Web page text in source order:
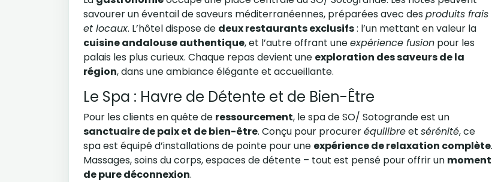
savourer un éventail de saveurs méditerranéennes, préparées avec des produits frais
et locaux. L’hôtel dispose de deux restaurants exclusifs: l’un mettant en valeur la
cuisine andalouse authentique, et l’autre offrant uneexpérience fusion pour les
palais les plus curieux. Chaque repas devient une exploration des saveurs de la
région, dans une ambiance élégante et accueillante.
Le Spa : Havre de Détente et de Bien-Être
Pour les clients en quête de ressourcement, le spa de SO/ Sotogrande est un
sanctuaire de paix et de bien-être. Conçu pour procureréquilibreet sérénité, ce
spa est équipé d’installations de pointe pour une expérience de relaxation complète.
Massages, soins du corps, espaces de détente – tout est pensé pour offrir un moment
de pure déconnexion.